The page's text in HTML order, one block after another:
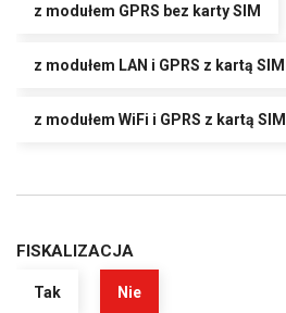
z modułem GPRS bez karty SIM
z modułem LAN i GPRS z kartą SIM
z modułem WiFi i GPRS z kartą SIM
FISKALIZACJA
Tak Nie